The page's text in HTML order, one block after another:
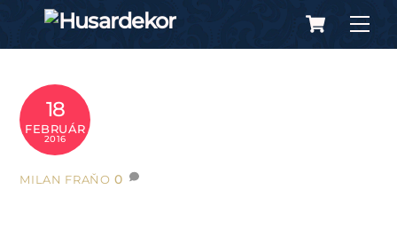
Cart
18
FEBRUÁR
2016
MILAN FRAŇO 0